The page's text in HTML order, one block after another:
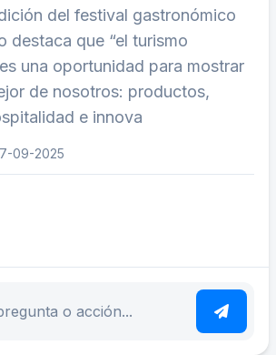
del festival gastronómico
destaca que “el turismo
una oportunidad para mostrar
de nosotros: productos,
e innova
09-2025